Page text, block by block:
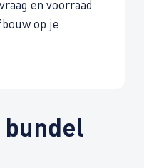
en voorraad
op je
bundel